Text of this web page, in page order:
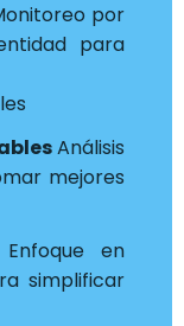
por
para
Análisis
mejores
Enfoque en
simplificar